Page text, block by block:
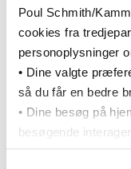
Poul Schmith/
cookies fra
personoplysninger
• Dine valgte
så du får en bedre
• Dine besøg på
besøgende
2020 – 2022